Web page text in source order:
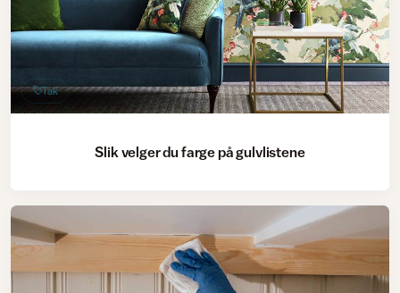
Tak
Slik velger du farge på gulvlistene